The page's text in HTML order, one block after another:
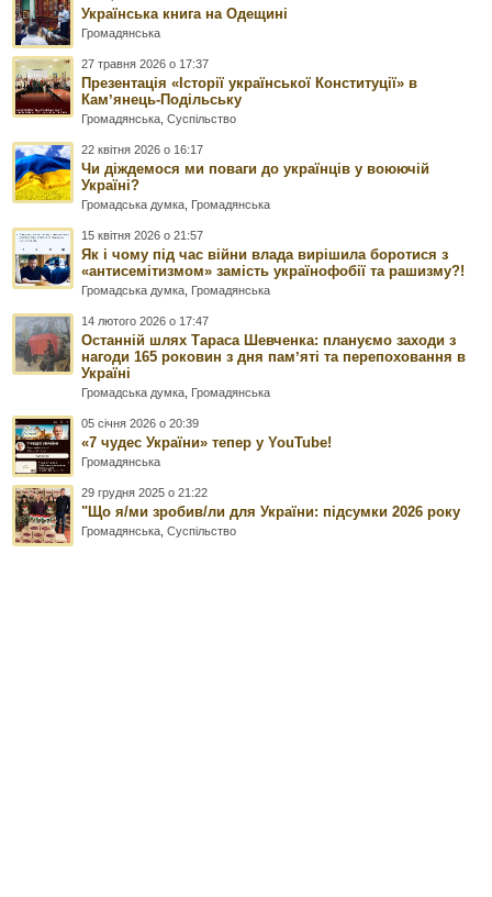
Українська книга на Одещині
Громадянська
27 травня 2026 о 17:37
Презентація «Історії української Конституції» в
Камʼянець-Подільську
Громадянська ,Суспільство
22 квітня 2026 о 16:17
Чи діждемося ми поваги до українців у воюючій
Україні?
Громадська думка Громадянська
15 квітня 2026 о 21:57
Як і чому під час війни влада вирішила боротися з
«антисемітизмом» замість українофобії та рашизму?!
Громадська думка Громадянська
14 лютого 2026 о 17:47
Останній шлях Тараса Шевченка: плануємо заходи з
нагоди 165 роковин з дня памʼяті та перепоховання в
Україні
Громадська думка Громадянська
05 січня 2026 о 20:39
«7 чудес України» тепер у YouTube!
Громадянська
29 грудня 2025 о 21:22
"Що я/ми зробив/ли для України: підсумки 2026 року
Громадянська ,Суспільство